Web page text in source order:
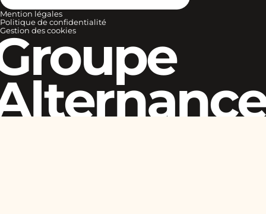
Mention légales
Politique de confidentialité
Gestion des cookies